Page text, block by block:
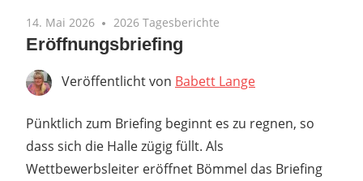
14. Mai 2026 2026 Tagesberichte
Eröffnungsbriefing
Veröffentlicht von Babett Lange
Pünktlich zum Briefing beginnt es zu regnen, so
dass sich die Halle zügig füllt. Als
Wettbewerbsleiter eröffnet Bömmel das Briefing